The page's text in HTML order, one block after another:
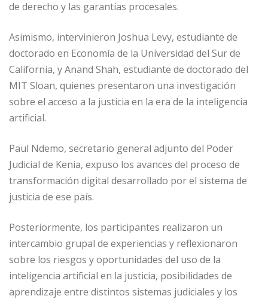
de derecho y las garantías procesales.
Asimismo, intervinieron Joshua Levy, estudiante de
doctorado en Economía de la Universidad del Sur de
California, y Anand Shah, estudiante de doctorado del
MIT Sloan, quienes presentaron una investigación
sobre el acceso a la justicia en la era de la inteligencia
artificial.
Paul Ndemo, secretario general adjunto del Poder
Judicial de Kenia, expuso los avances del proceso de
transformación digital desarrollado por el sistema de
justicia de ese país.
Posteriormente, los participantes realizaron un
intercambio grupal de experiencias y reflexionaron
sobre los riesgos y oportunidades del uso de la
inteligencia artificial en la justicia, posibilidades de
aprendizaje entre distintos sistemas judiciales y los